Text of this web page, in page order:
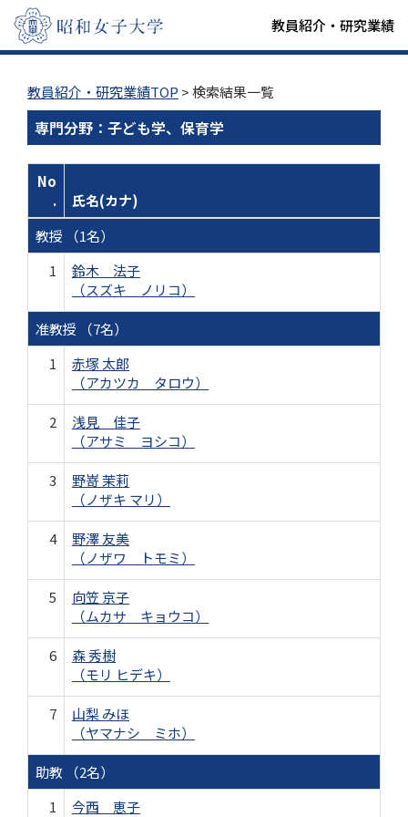
教員紹介・研究業績
教員紹介・研究業績TOP > 検索結果一覧
専門分野：子ども学、保育学
No
.
氏名(カナ)
教授 （1名）
1
鈴木 法子
（スズキ ノリコ）
准教授 （7名）
1
赤塚 太郎
（アカツカ タロウ）
2
浅見 佳子
（アサミ ヨシコ）
3
野嵜 茉莉
（ノザキ マリ）
4
野澤 友美
（ノザワ トモミ）
5
向笠 京子
（ムカサ キョウコ）
6
森 秀樹
（モリ ヒデキ）
7
山梨 みほ
（ヤマナシ ミホ）
助教 （2名）
1
今西 恵子